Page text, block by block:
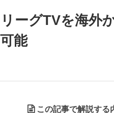
ーグTVを海外
能
この記事で解説する